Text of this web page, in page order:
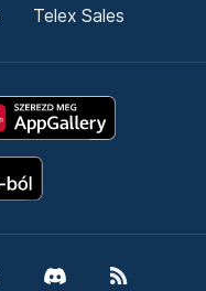
Telex Sales